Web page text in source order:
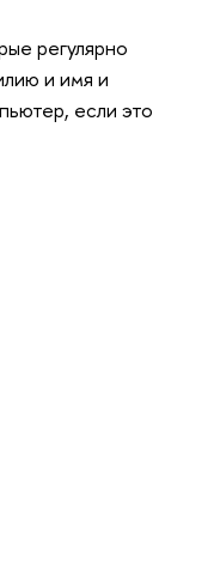
регулярно
и имя и
если это